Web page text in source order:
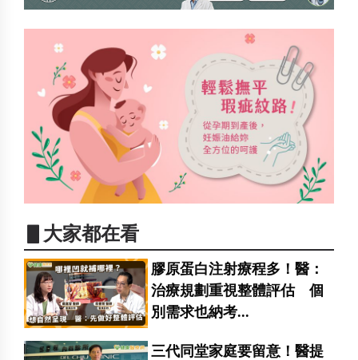
▋大家都在看
膠原蛋白注射療程多！醫：
治療規劃重視整體評估 個
別需求也納考...
三代同堂家庭要留意！醫提